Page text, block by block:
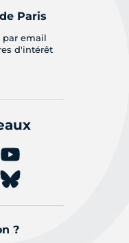
Paris
par email
d'intérêt
?